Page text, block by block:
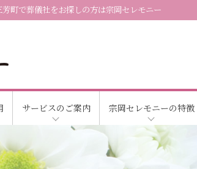
芳町で葬儀社をお探しの方は宗岡セレモニー
サービスのご案内 宗岡セレモニーの特徴